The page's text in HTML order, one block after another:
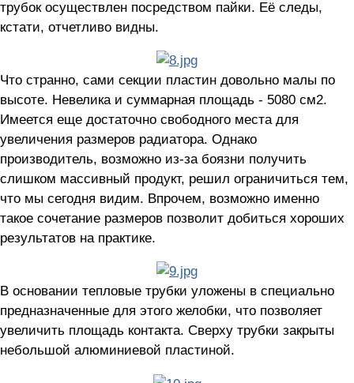
трубок осуществлен посредством пайки. Её следы,
кстати, отчетливо видны.
Что странно, сами секции пластин довольно малы по
высоте. Невелика и суммарная площадь - 5080 см2.
Имеется еще достаточно свободного места для
увеличения размеров радиатора. Однако
производитель, возможно из-за боязни получить
слишком массивный продукт, решил ограничиться тем,
что мы сегодня видим. Впрочем, возможно именно
такое сочетание размеров позволит добиться хороших
результатов на практике.
В основании тепловые трубки уложены в специально
предназначенные для этого желобки, что позволяет
увеличить площадь контакта. Сверху трубки закрыты
небольшой алюминиевой пластиной.